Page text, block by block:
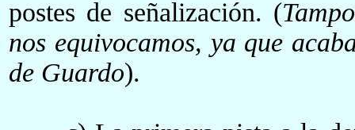
postes de señalización. (
nos equivocamos, ya que
de Guardo).